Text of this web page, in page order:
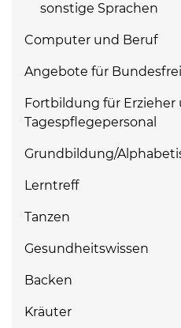
sonstige Sprachen
Computer und Beruf
Angebote für
Fortbildung für Erzieher
Tagespflegepersonal
Grundbildung/
Lerntreff
Tanzen
Gesundheitswissen
Backen
Kräuter